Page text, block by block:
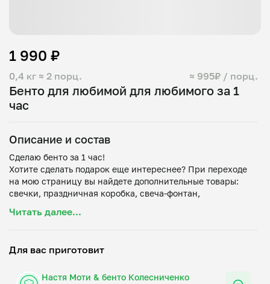
Бенто для любимой для любимого за 1
час
0,4 кг ≈ 2 порц. ≈ 995₽ / порц.
1 990 ₽
Описание и состав
Сделаю бенто за 1 час!
Хотите сделать подарок еще интереснее? При переходе
на мою страницу вы найдете дополнительные товары:
свечки, праздничная коробка, свеча-фонтан,
свой бенто-набор!
растительное масло, ванильная паста, клубника, крахмал,
2. Молочный ломтик: какао-порошок, мука, сахар, яйца,
Читать далее...
Для вас приготовит
Настя Моти & бенто Колесниченко